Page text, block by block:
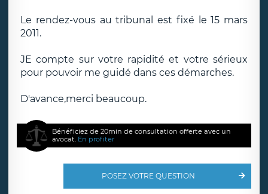
Le rendez-vous au tribunal est fixé le 15 mars
2011.
JE compte sur votre rapidité et votre sérieux
pour pouvoir me guidé dans ces démarches.
D'avance,merci beaucoup.
Bénéficiez de 20min de consultation offerte avec un
avocat. En profiter
POSEZ VOTRE QUESTION